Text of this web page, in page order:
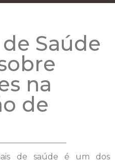
Saúde
na
de
de saúde é um dos